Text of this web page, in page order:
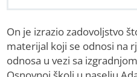
On je izrazio zadovoljstvo
materijal koji se odnosi na
odnosa u vezi sa